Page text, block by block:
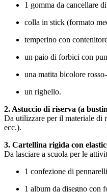
1 gomma da cancellare
colla in stick (formato
temperino con
un paio di forbici con
una matita bicolore
un righello.
2. Astuccio di riserva (a
Da utilizzare per il materiale di
ecc.).
3. Cartellina rigida con
Da lasciare a scuola per le
1 confezione di
1 album da disegno con